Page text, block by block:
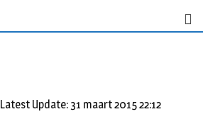
Latest Update: 31 maart 2015 22:12